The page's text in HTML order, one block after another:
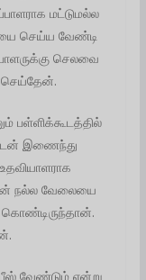
மட்டுமல்ல
செய்ய வேண்டி
செலவை
செய்தேன்.
பள்ளிக்கூடத்தில்
இணைந்து
நல்ல வேலையை
கொண்டிருந்தான்.
வேண்டும் என்று